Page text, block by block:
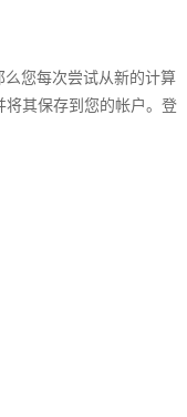
您每次尝试从新的计算
其保存到您的帐户。登